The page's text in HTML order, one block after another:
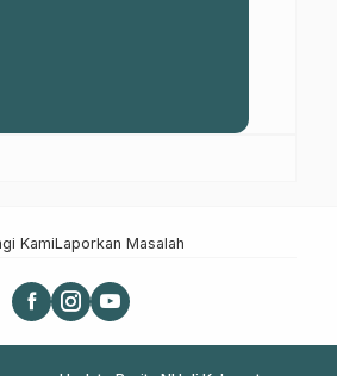
KamiLaporkan Masalah